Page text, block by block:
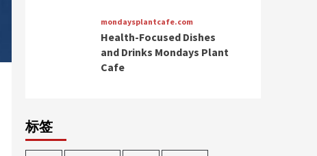
mondaysplantcafe.com
Health-Focused Dishes
and Drinks Mondays Plant
Cafe
标签